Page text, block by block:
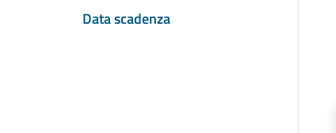
Data scadenza